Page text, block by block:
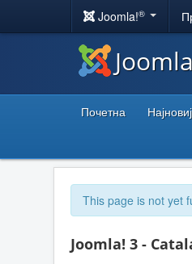
Joomla!®
Почетна
This page is not yet
Joomla! 3 -